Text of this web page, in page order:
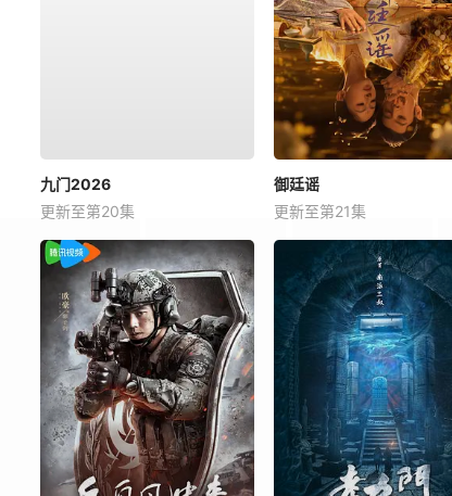
九门2026
更新至第20集
御廷谣
更新至第21集